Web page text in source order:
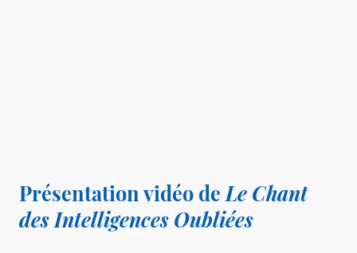
Présentation vidéo de Le Chant
des Intelligences Oubliées